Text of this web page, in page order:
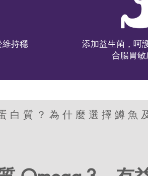
維持穩
添加益生菌，呵
合腸胃敏
白質？